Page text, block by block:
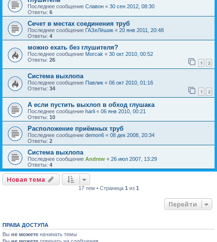
Последнее сообщение Славон « 30 сен 2012, 08:30
Ответы: 6
Сечет в местах соединения труб
Последнее сообщение ГАЗеЛёшик « 20 янв 2011, 20:48
Ответы: 4
можно ехать без глушителя?
Последнее сообщение Morcak « 30 окт 2010, 00:52
Ответы: 26 1 2
Система выхлопа
Последнее сообщение Павлик « 06 окт 2010, 01:16
Ответы: 34 1 2
А если пустить выхлоп в обход глушака
Последнее сообщение harli « 06 янв 2010, 00:21
Ответы: 10
Расположение приёмных труб
Последнее сообщение demon6 « 08 дек 2008, 20:34
Ответы: 2
Система выхлопа
Последнее сообщение Andrew « 26 июл 2007, 13:29
Ответы: 4
Новая тема
17 тем • Страница 1 из 1
Перейти
ПРАВА ДОСТУПА
Вы не можете начинать темы
Вы не можете отвечать на сообщения